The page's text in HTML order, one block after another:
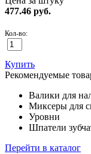
477.46 руб.
Кол-во:
Купить
Рекомендуемые
Валики для
Миксеры для
Уровни
Шпатели
Перейти в каталог